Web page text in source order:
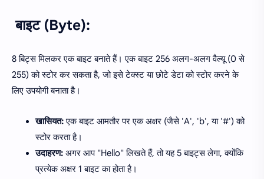
बाइट (Byte):
8 बिट्स मिलकर एक बाइट बनाते हैं। एक बाइट 256 अलग-अलग वैल्यू (0 से
255) को स्टोर कर सकता है, जो इसे टेक्स्ट या छोटे डेटा को स्टोर करने के
लिए उपयोगी बनाता है।
खासियत:एक बाइट आमतौर पर एक अक्षर (जैसे 'A', 'b', या '#') को
स्टोर करता है।
उदाहरण: अगर आप "Hello" लिखते हैं, तो यह 5 बाइट्स लेगा, क्योंकि
प्रत्येक अक्षर 1 बाइट का होता है।